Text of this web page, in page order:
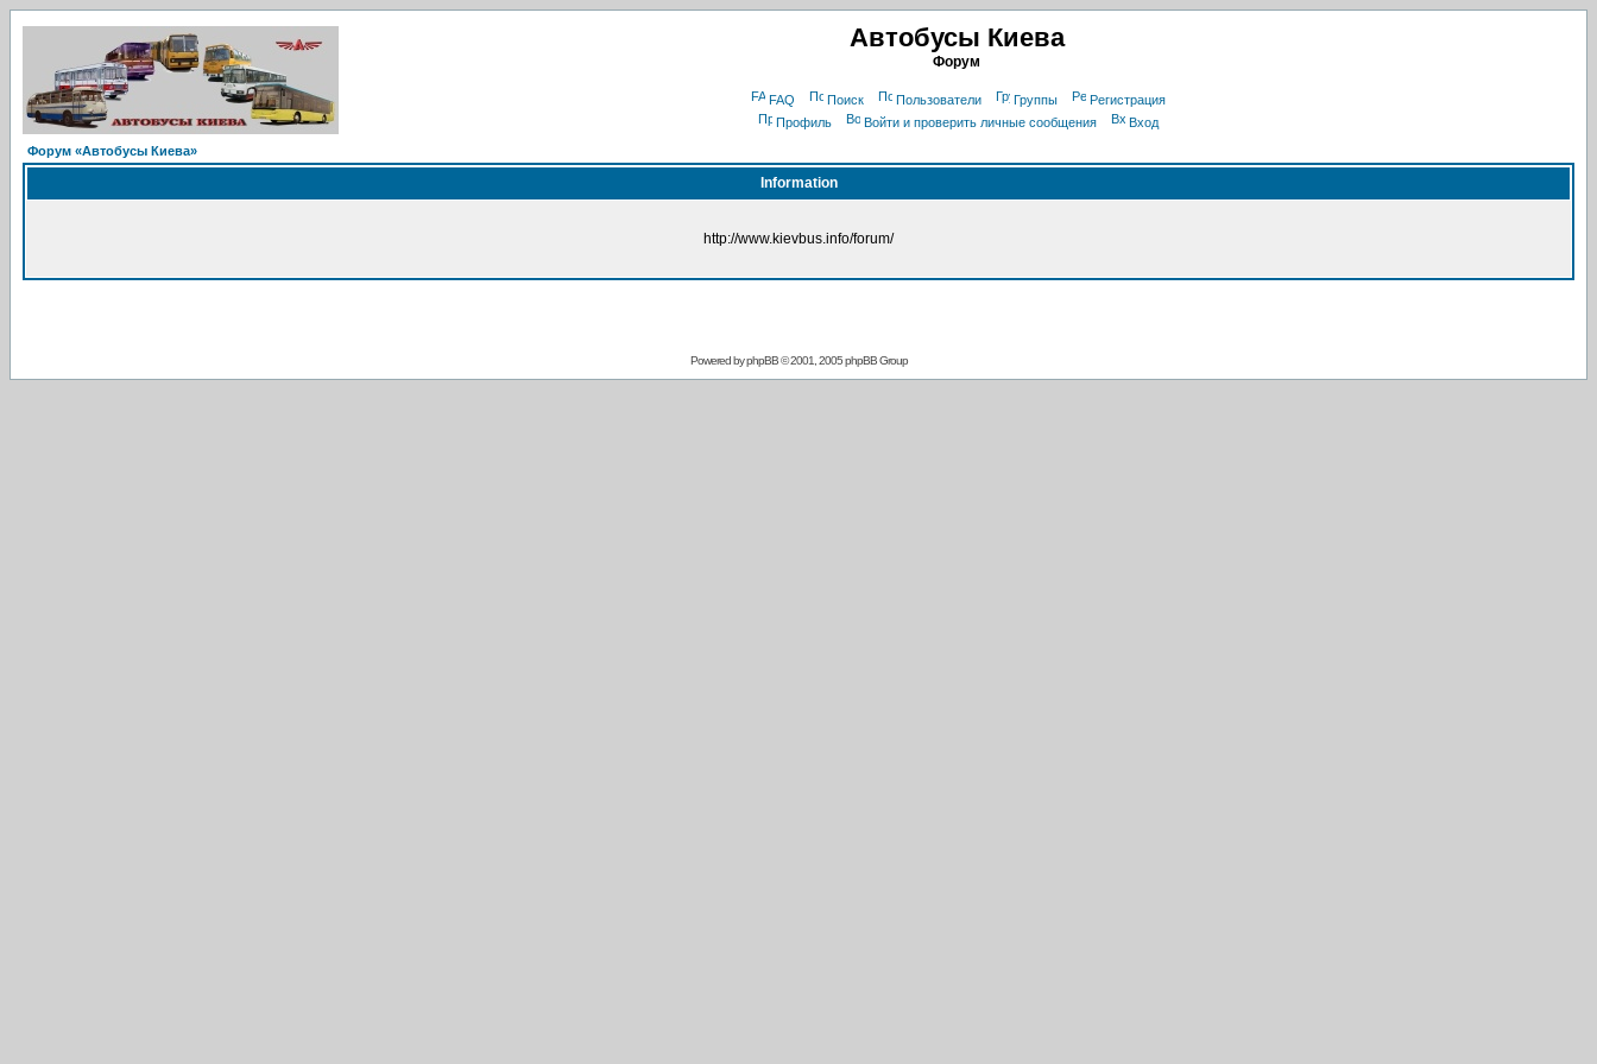
Автобусы Киева
Форум
FAQ Поиск Пользователи Группы
Регистрация
Профиль
Войти и проверить личные сообщения
Вход
Форум «Автобусы Киева»
Information
http://www.kievbus.info/forum/
Powered byphpBB© 2001, 2005 phpBB Group